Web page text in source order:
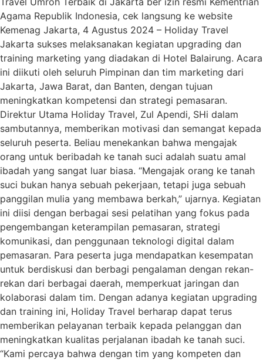
Agama Republik Indonesia, cek langsung ke website
Kemenag Jakarta, 4 Agustus 2024 – Holiday Travel
Jakarta sukses melaksanakan kegiatan upgrading dan
training marketing yang diadakan di Hotel Balairung. Acara
ini diikuti oleh seluruh Pimpinan dan tim marketing dari
Jakarta, Jawa Barat, dan Banten, dengan tujuan
meningkatkan kompetensi dan strategi pemasaran.
Direktur Utama Holiday Travel, Zul Apendi, SHi dalam
sambutannya, memberikan motivasi dan semangat kepada
seluruh peserta. Beliau menekankan bahwa mengajak
orang untuk beribadah ke tanah suci adalah suatu amal
ibadah yang sangat luar biasa. “Mengajak orang ke tanah
suci bukan hanya sebuah pekerjaan, tetapi juga sebuah
panggilan mulia yang membawa berkah,” ujarnya. Kegiatan
ini diisi dengan berbagai sesi pelatihan yang fokus pada
pengembangan keterampilan pemasaran, strategi
komunikasi, dan penggunaan teknologi digital dalam
pemasaran. Para peserta juga mendapatkan kesempatan
untuk berdiskusi dan berbagi pengalaman dengan rekan-
rekan dari berbagai daerah, memperkuat jaringan dan
kolaborasi dalam tim. Dengan adanya kegiatan upgrading
dan training ini, Holiday Travel berharap dapat terus
memberikan pelayanan terbaik kepada pelanggan dan
meningkatkan kualitas perjalanan ibadah ke tanah suci.
“Kami percaya bahwa dengan tim yang kompeten dan